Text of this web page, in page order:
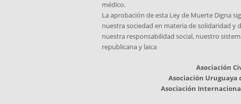
médico.
La aprobación de esta Ley de Muerte Digna
nuestra sociedad en materia de solidaridad y
nuestra responsabilidad social, nuestro
republicana y laica
Asociación
Asociación Uruguaya
Asociación